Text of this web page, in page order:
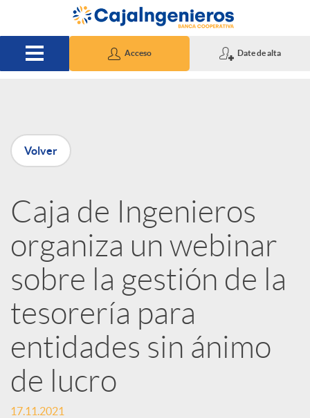
Saltar al contenido principal
Acceso Date de alta
P
u
b
l
i
c
a
Volver
Caja de Ingenieros
organiza un webinar
sobre la gestión de la
tesorería para
entidades sin ánimo
de lucro
17.11.2021